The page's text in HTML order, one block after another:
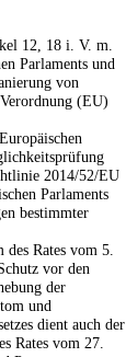
12, 18 i. V. m.
Parlaments und
von
(EU)
2014/52/EU
Parlaments
bestimmter
Rates vom 5.
vor den
der
und
dient auch der
Rates vom 27.